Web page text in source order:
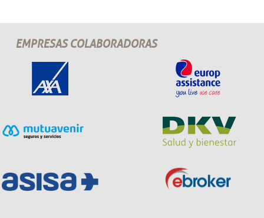
EMPRESAS COLABORADORAS